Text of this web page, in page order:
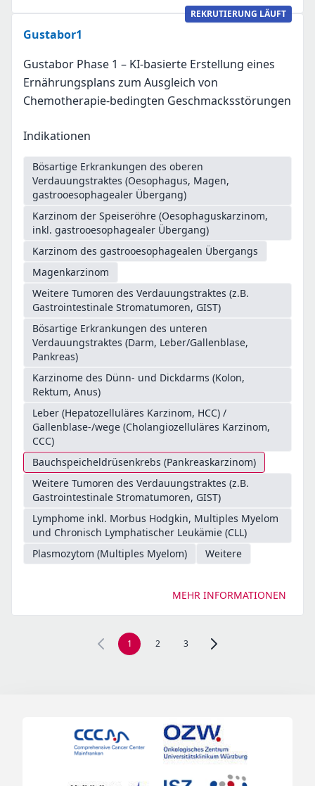
REKRUTIERUNG LÄUFT
Gustabor1
Gustabor Phase 1 – KI-basierte Erstellung eines
Ernährungsplans zum Ausgleich von
Chemotherapie-bedingten Geschmacksstörungen
Indikationen
Bösartige Erkrankungen des oberen
Verdauungstraktes (Oesophagus, Magen,
gastrooesophagealer Übergang)
Karzinom der Speiseröhre (Oesophaguskarzinom,
inkl. gastrooesophagealer Übergang)
Karzinom des gastrooesophagealen Übergangs
Magenkarzinom
Weitere Tumoren des Verdauungstraktes (z.B.
Gastrointestinale Stromatumoren, GIST)
Bösartige Erkrankungen des unteren
Verdauungstraktes (Darm, Leber/Gallenblase,
Pankreas)
Karzinome des Dünn- und Dickdarms (Kolon,
Rektum, Anus)
Leber (Hepatozelluläres Karzinom, HCC) /
Gallenblase-/wege (Cholangiozelluläres Karzinom,
CCC)
Bauchspeicheldrüsenkrebs (Pankreaskarzinom)
Weitere Tumoren des Verdauungstraktes (z.B.
Gastrointestinale Stromatumoren, GIST)
Lymphome inkl. Morbus Hodgkin, Multiples Myelom
und Chronisch Lymphatischer Leukämie (CLL)
Plasmozytom (Multiples Myelom)
Weitere
MEHR INFORMATIONEN
1 2 3 Zur nächsten Seite, Seite